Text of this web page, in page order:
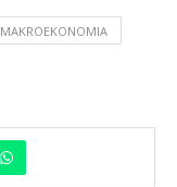
MAKROEKONOMIA